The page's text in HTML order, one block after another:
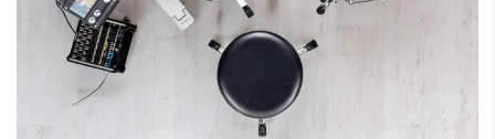
Zonen, Multi-Sensor mit Dämpfung
Splash: EFD-C08, 8", Bogen/Kante-Zonen,
Multi-Sensor mit Dämpfung
Schnellstartanleitung
* Hi-hat-Ständer und Bassdrum-Pedal sind
separat erhältlich.